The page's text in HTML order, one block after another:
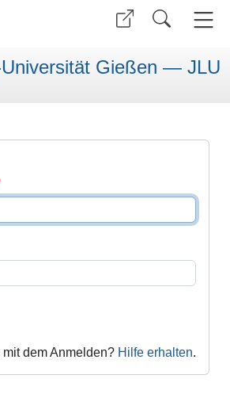
Gießen — JLU
dem Anmelden? Hilfe erhalten.